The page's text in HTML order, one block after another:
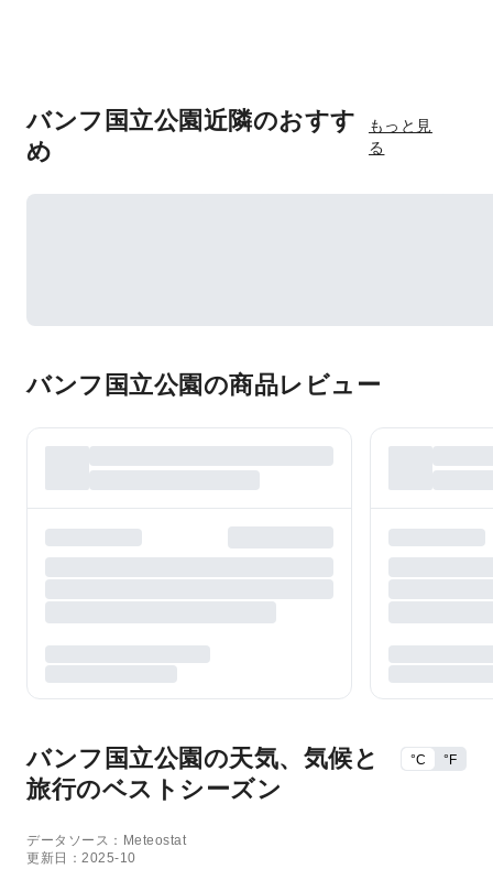
バンフ国立公園近隣のおすす
め
もっと見
る
バンフ国立公園の商品レビュー
バンフ国立公園の天気、気候と
旅行のベストシーズン
°C °F
データソース：Meteostat
更新日：2025-10